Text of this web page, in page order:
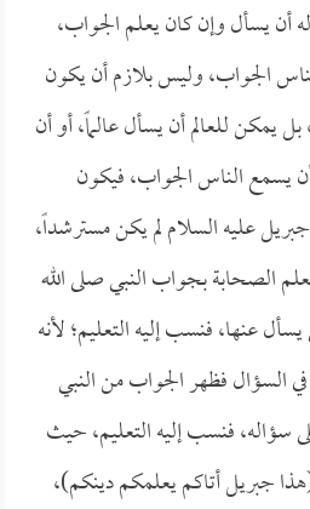
أن يسأل وإن كان يعلم الجواب،
الجواب، وليس بلازم أن يكون
للعالم أن يسأل عالماً، أو أن
يسمع الناس الجواب، فيكون
عليه السلام لم يكن مسترشداً،
الصحابة بجواب النبي صلى الله
عنها، فنسب إليه التعليم؛ لأنه
السؤال فظهر الجواب من النبي
سؤاله، فنسب إليه التعليم، حيث
جبريل أتاكم يعلمكم دينكم)،